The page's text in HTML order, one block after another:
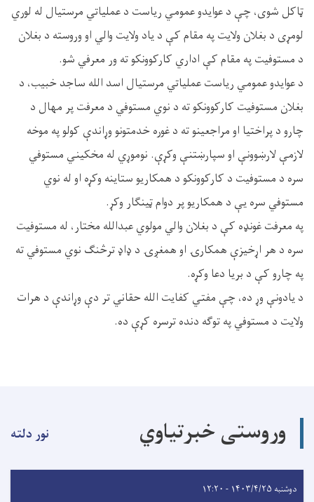
ټاکل شوی، چې د عوایدو عمومي ریاست د عملیاتي مرستیال له لوري
لومړی د بغلان ولایت په مقام کې د یاد ولایت والي او وروسته د بغلان
د مستوفیت په مقام کې اداري کارکوونکو ته ور معرفي شو.
د عوایدو عمومي ریاست عملیاتي مرستیال اسد الله ساجد خبیب، د
بغلان مستوفيت کارکوونکو ته د نوي مستوفي د معرفت پر مهال د
چارو د پراختیا او مراجعینو ته د غوره خدمتونو وړاندې کولو په موخه
لازمې لارښوونې او سپارښتنې وکړې. نوموړي له مخکیني مستوفي
سره د مستوفیت د کارکوونکو د همکاریو ستاینه وکړه او له نوي
مستوفي سره یې د همکاریو پر دوام ټینګار وکړ.
په معرفت غونډه کې د بغلان والي مولوي عبدالله مختار، له مستوفیت
سره د هر اړخیزې همکارۍ او همغږۍ د ډاډ ترڅنګ نوي مستوفي ته
په چارو کې د بریا دعا وکړه.
د یادونې وړ ده، چې مفتي کفایت الله حقاني تر دې وړاندې د هرات
ولایت د مستوفي په توګه دنده ترسره کړې ده.
وروستی خبرتیاوي نور دلته
دوشنبه ۱۴۰۳/۴/۲۵ - ۱۲:۲۰